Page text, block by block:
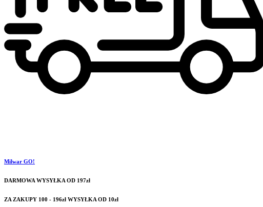
Milwar GO!
DARMOWA WYSYŁKA OD 197zł
ZA ZAKUPY 100 - 196zł WYSYŁKA OD 10zł